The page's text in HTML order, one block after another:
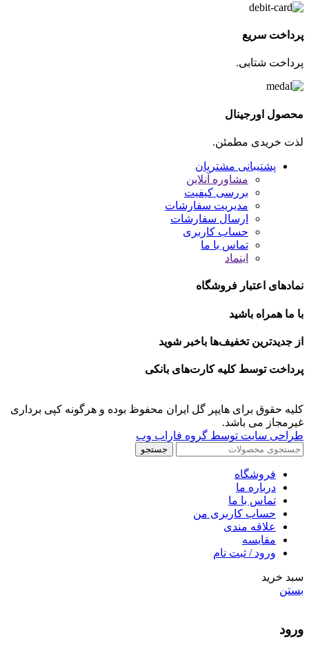
پرداخت سریع
پرداخت شتابی.
محصول اورجینال
لذت خریدی مطمئن.
پشتیبانی مشتریان
مشاوره آنلاین
بررسی کیفیت
مدیریت سفارشات
ارسال سفارشات
حساب کاربری
تماس با ما
اینماد
نمادهای اعتبار فروشگاه
با ما همراه باشید
از جدیدترین تخفیف‌ها باخبر شوید
پرداخت توسط کلیه کارت‌های بانکی
کلیه حقوق برای هایپر گل ایران محفوظ بوده و هرگونه کپی برداری
غیرمجاز می باشد.
طراحی سایت توسط گروه فاراب وب
جستجو
فروشگاه
درباره ما
تماس با ما
حساب کاربری من
علاقه مندی
مقايسه
ورود / ثبت نام
سبد خرید
بستن
ورود